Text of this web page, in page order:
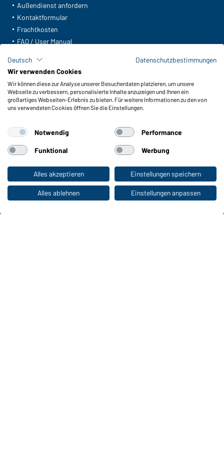
Zum Privatkunden-Shop
Außendienst anfordern
Kontaktformular
Frachtkosten
FAQ / User Manual
Meldeportal nach Hinweisgeberschutz
Funktionen & Pflege
Produkteigenschaften
Pflegehinweise
Farben
WORKWEAR COLLECTION
Die ideale Wahl für Professionals: Kollektionen
entdecken!
Deutsch
Datenschutzbestimmungen
Wir verwenden Cookies
Wir können diese zur Analyse unserer Besucherdaten platzieren, um unsere
Webseite zu verbessern, personalisierte Inhalte anzuzeigen und Ihnen ein
großartiges Webseiten-Erlebnis zu bieten. Für weitere Informationen zu den von
uns verwendeten Cookies öffnen Sie die Einstellungen.
Notwendig Performance
Funktional Werbung
Alles akzeptieren Einstellungen speichern
Alles ablehnen Einstellungen anpassen